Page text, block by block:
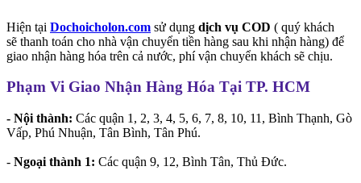
Hiện tại Dochoicholon.com sử dụng dịch vụ COD ( quý khách
sẽ thanh toán cho nhà vận chuyển tiền hàng sau khi nhận hàng) để
giao nhận hàng hóa trên cả nước, phí vận chuyển khách sẽ chịu.
Phạm Vi Giao Nhận Hàng Hóa Tại TP. HCM
- Nội thành: Các quận 1, 2, 3, 4, 5, 6, 7, 8, 10, 11, Bình Thạnh, Gò
Vấp, Phú Nhuận, Tân Bình, Tân Phú.
- Ngoại thành 1: Các quận 9, 12, Bình Tân, Thủ Đức.